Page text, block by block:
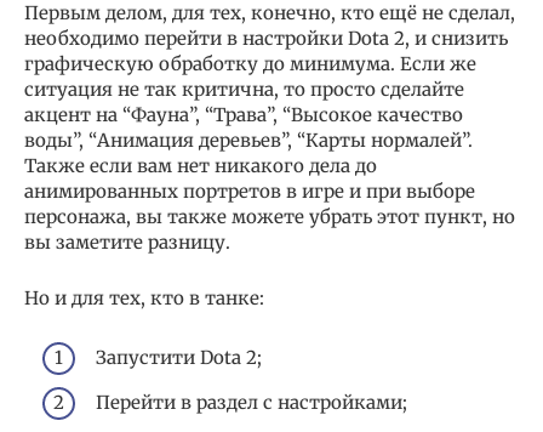
Первым делом, для тех, конечно, кто ещё не сделал,
необходимо перейти в настройки Dota 2, и снизить
графическую обработку до минимума. Если же
ситуация не так критична, то просто сделайте
акцент на “Фауна”, “Трава”, “Высокое качество
воды”, “Анимация деревьев”, “Карты нормалей”.
Также если вам нет никакого дела до
анимированных портретов в игре и при выборе
персонажа, вы также можете убрать этот пункт, но
вы заметите разницу.
Но и для тех, кто в танке:
Запустити Dota 2;
Перейти в раздел с настройками;